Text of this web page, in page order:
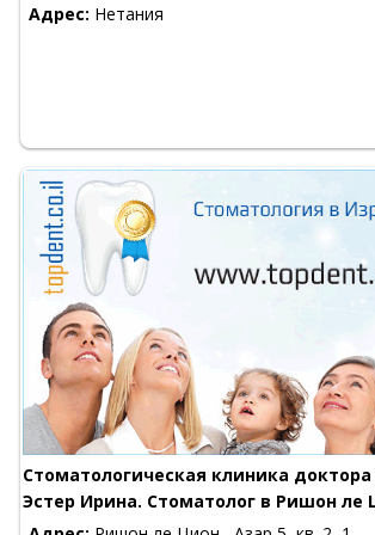
Адрес: Нетания
Стоматологическая клиника доктора
Эстер Ирина. Стоматолог в Ришон ле